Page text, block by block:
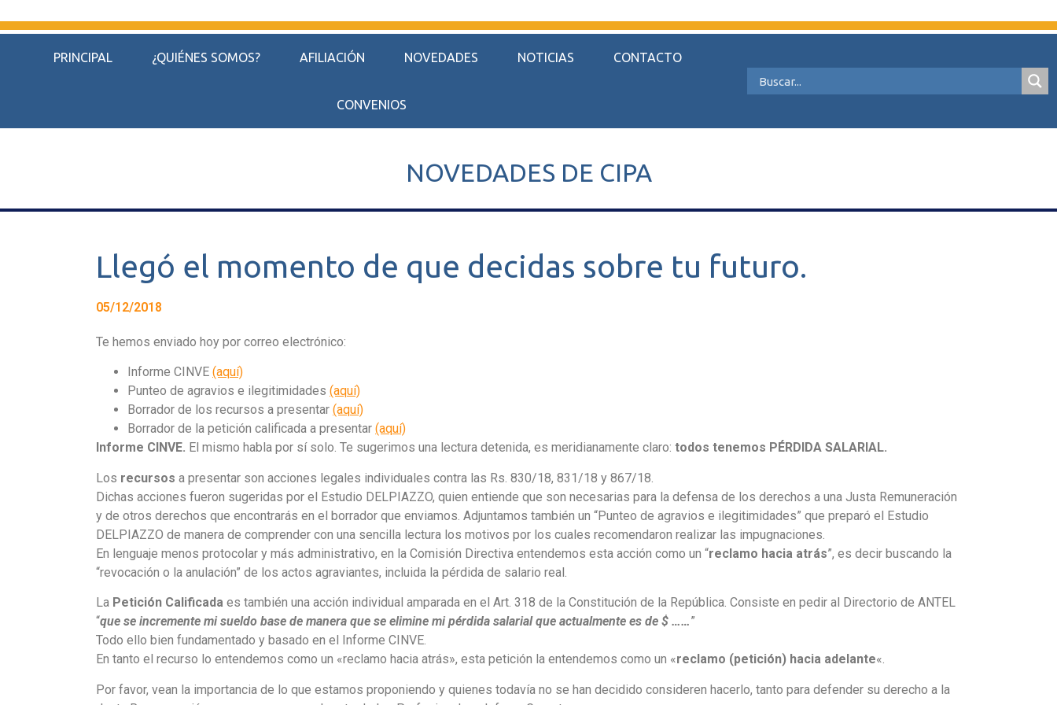
PRINCIPAL ¿QUIÉNES SOMOS? AFILIACIÓN NOVEDADES NOTICIAS CONTACTO
CONVENIOS
NOVEDADES DE CIPA
Llegó el momento de que decidas sobre tu futuro.
05/12/2018
Te hemos enviado hoy por correo electrónico:
Informe CINVE (aquí)
Punteo de agravios e ilegitimidades (aquí)
Borrador de los recursos a presentar (aquí)
Borrador de la petición calificada a presentar (aquí)
Informe CINVE. El mismo habla por sí solo. Te sugerimos una lectura detenida, es meridianamente claro: todos tenemos PÉRDIDA SALARIAL.
Los recursos a presentar son acciones legales individuales contra las Rs. 830/18, 831/18 y 867/18.
Dichas acciones fueron sugeridas por el Estudio DELPIAZZO, quien entiende que son necesarias para la defensa de los derechos a una Justa Remuneración
y de otros derechos que encontrarás en el borrador que enviamos. Adjuntamos también un “Punteo de agravios e ilegitimidades” que preparó el Estudio
DELPIAZZO de manera de comprender con una sencilla lectura los motivos por los cuales recomendaron realizar las impugnaciones.
En lenguaje menos protocolar y más administrativo, en la Comisión Directiva entendemos esta acción como un “reclamo hacia atrás”, es decir buscando la
“revocación o la anulación” de los actos agraviantes, incluida la pérdida de salario real.
La Petición Calificada es también una acción individual amparada en el Art. 318 de la Constitución de la República. Consiste en pedir al Directorio de ANTEL
“que se incremente mi sueldo base de manera que se elimine mi pérdida salarial que actualmente es de $ ……”
Todo ello bien fundamentado y basado en el Informe CINVE.
En tanto el recurso lo entendemos como un «reclamo hacia atrás», esta petición la entendemos como un «reclamo (petición) hacia adelante«.
Por favor, vean la importancia de lo que estamos proponiendo y quienes todavía no se han decidido consideren hacerlo, tanto para defender su derecho a la